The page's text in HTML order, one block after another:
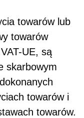
towarów lub
towarów
UE, są
skarbowym
towarów i
towarów.